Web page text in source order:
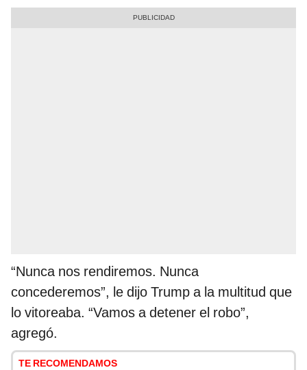
“Nunca nos rendiremos. Nunca
concederemos”, le dijo Trump a la multitud que
lo vitoreaba. “Vamos a detener el robo”,
agregó.
TE RECOMENDAMOS